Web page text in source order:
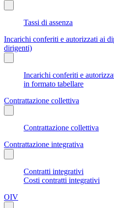
Tassi di assenza
Incarichi conferiti e autorizzati ai
dirigenti)
Incarichi conferiti e
in formato tabellare
Contrattazione collettiva
Contrattazione collettiva
Contrattazione integrativa
Contratti integrativi
Costi contratti integrativi
OIV